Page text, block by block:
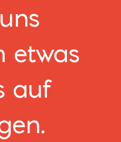
etwas
auf